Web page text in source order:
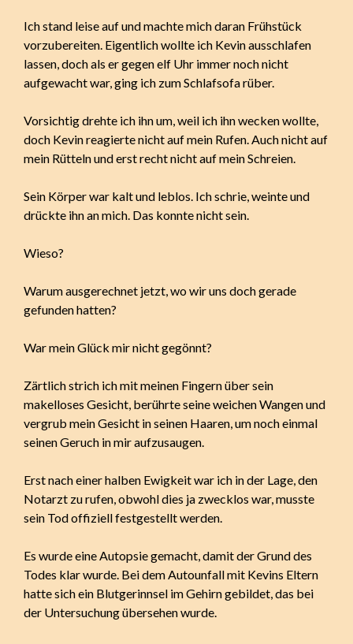
Ich stand leise auf und machte mich daran Frühstück
vorzubereiten. Eigentlich wollte ich Kevin ausschlafen
lassen, doch als er gegen elf Uhr immer noch nicht
aufgewacht war, ging ich zum Schlafsofa rüber.
Vorsichtig drehte ich ihn um, weil ich ihn wecken wollte,
doch Kevin reagierte nicht auf mein Rufen. Auch nicht auf
mein Rütteln und erst recht nicht auf mein Schreien.
Sein Körper war kalt und leblos. Ich schrie, weinte und
drückte ihn an mich. Das konnte nicht sein.
Wieso?
Warum ausgerechnet jetzt, wo wir uns doch gerade
gefunden hatten?
War mein Glück mir nicht gegönnt?
Zärtlich strich ich mit meinen Fingern über sein
makelloses Gesicht, berührte seine weichen Wangen und
vergrub mein Gesicht in seinen Haaren, um noch einmal
seinen Geruch in mir aufzusaugen.
Erst nach einer halben Ewigkeit war ich in der Lage, den
Notarzt zu rufen, obwohl dies ja zwecklos war, musste
sein Tod offiziell festgestellt werden.
Es wurde eine Autopsie gemacht, damit der Grund des
Todes klar wurde. Bei dem Autounfall mit Kevins Eltern
hatte sich ein Blutgerinnsel im Gehirn gebildet, das bei
der Untersuchung übersehen wurde.